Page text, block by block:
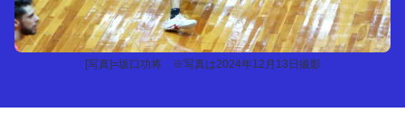
[写真]=坂口功将 ※写真は2024年12月13日撮影